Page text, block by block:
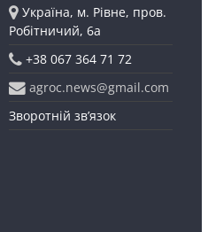
Україна, м. Рівне, пров.
Робітничий, 6а
+38 067 364 71 72
agroc.news@gmail.com
Зворотній зв’язок